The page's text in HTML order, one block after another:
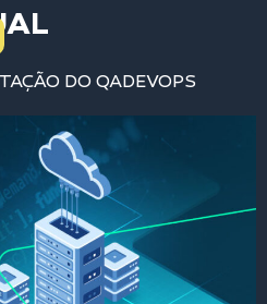
DO QADEVOPS